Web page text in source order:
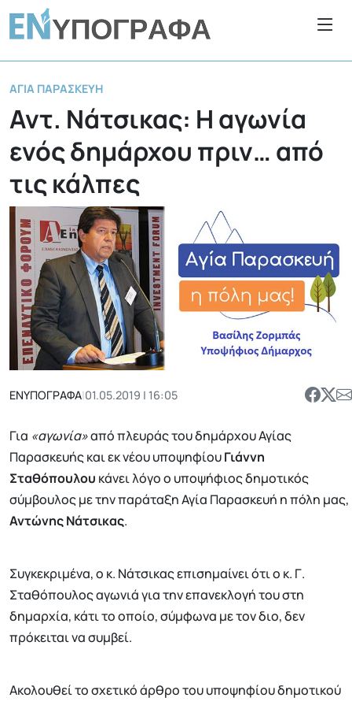
ΑΓΊΑ ΠΑΡΑΣΚΕΥΉ
Αντ. Νάτσικας: Η αγωνία
ενός δημάρχου πριν… από
τις κάλπες
ΕΝΥΠΟΓΡΑΦΑ|01.05.2019 | 16:05
Για «αγωνία»από πλευράς του δημάρχου Αγίας
Παρασκευής και εκ νέου υποψηφίουΓιάννη
Σταθόπουλου κάνει λόγο ο υποψήφιος δημοτικός
σύμβουλος με την παράταξη Αγία Παρασκευή η πόλη μας,
Αντώνης Νάτσικας.
Συγκεκριμένα, ο κ. Νάτσικας επισημαίνει ότι ο κ. Γ.
Σταθόπουλος αγωνιά για την επανεκλογή του στη
δημαρχία, κάτι το οποίο, σύμφωνα με τον διο, δεν
πρόκειται να συμβεί.
Ακολουθεί το σχετικό άρθρο του υποψηφίου δημοτικού